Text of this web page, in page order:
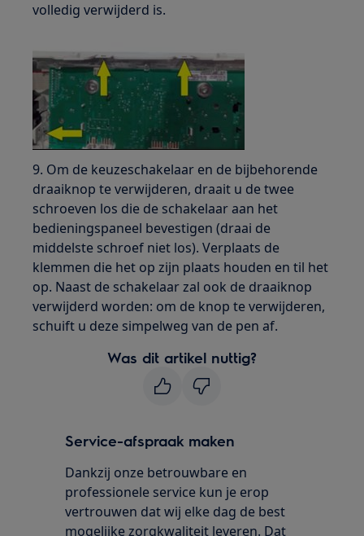
volledig verwijderd is.
9. Om de keuzeschakelaar en de bijbehorende
draaiknop te verwijderen, draait u de twee
schroeven los die de schakelaar aan het
bedieningspaneel bevestigen (draai de
middelste schroef niet los). Verplaats de
klemmen die het op zijn plaats houden en til het
op. Naast de schakelaar zal ook de draaiknop
verwijderd worden: om de knop te verwijderen,
schuift u deze simpelweg van de pen af.
Was dit artikel nuttig?
Service-afspraak maken
Dankzij onze betrouwbare en
professionele service kun je erop
vertrouwen dat wij elke dag de best
mogelijke zorgkwaliteit leveren. Dat